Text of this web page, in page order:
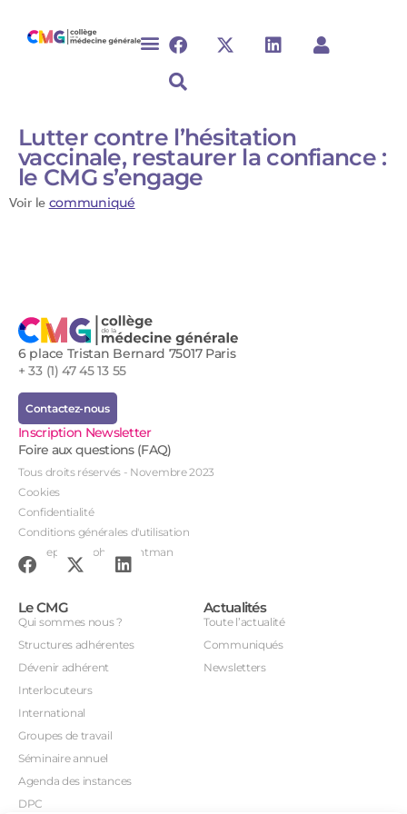
Lutter contre l’hésitation
vaccinale, restaurer la confiance :
le CMG s’engage
Voir le communiqué
6 place Tristan Bernard 75017 Paris
+ 33 (1) 47 45 13 55
Contactez-nous
Inscription Newsletter
Foire aux questions (FAQ)
Tous droits réservés - Novembre 2023
Cookies
Confidentialité
Conditions générales d'utilisation
Conception : John Brightman
Le CMG
Qui sommes nous ?
Structures adhérentes
Dévenir adhérent
Interlocuteurs
International
Groupes de travail
Séminaire annuel
Agenda des instances
DPC
Actualités
Toute l’actualité
Communiqués
Newsletters